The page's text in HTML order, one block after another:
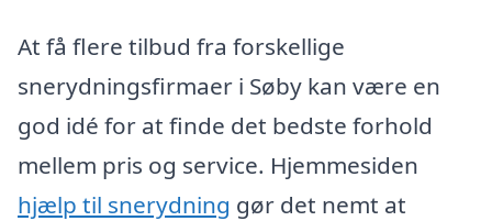
At få flere tilbud fra forskellige
snerydningsfirmaer i Søby kan være en
god idé for at finde det bedste forhold
mellem pris og service. Hjemmesiden
hjælp til snerydning gør det nemt at